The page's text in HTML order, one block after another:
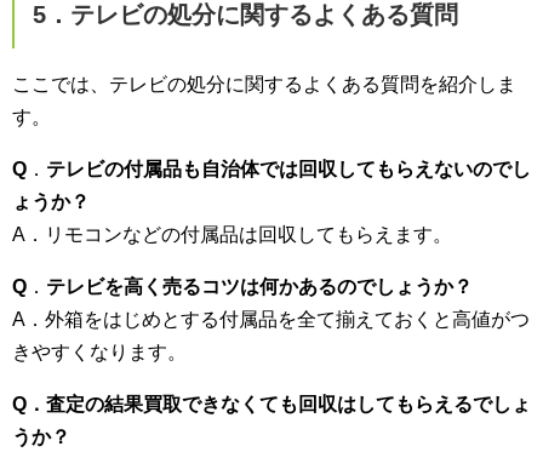
5．テレビの処分に関するよくある質問
ここでは、テレビの処分に関するよくある質問を紹介しま
す。
Q ． テレビの付属品も自治体では回収してもらえないのでし
ょうか？
A．リモコンなどの付属品は回収してもらえます。
Q ． テレビを高く売るコツは何かあるのでしょうか？
A．外箱をはじめとする付属品を全て揃えておくと高値がつ
きやすくなります。
Q．査定の結果買取できなくても回収はしてもらえるでしょ
うか？